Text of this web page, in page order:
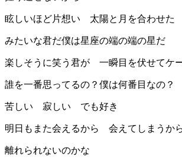
眩しいほど片想い 太陽と月を合わせた
みたいな君だ僕は星座の端の端の星だ
楽しそうに笑う君が 一瞬目を伏せてケ
誰を一番思ってるの？僕は何番目なの？
苦しい 寂しい でも好き
明日もまた会えるから 会えてしまうか
離れられないのかな